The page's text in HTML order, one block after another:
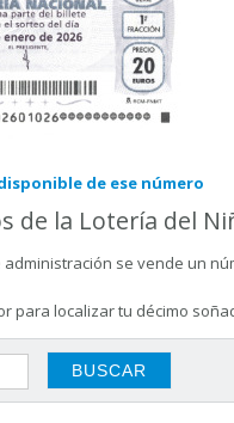
de ese número
de la Lotería del
se vende un
para localizar tu décimo